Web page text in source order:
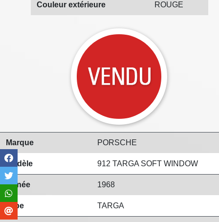
Couleur extérieure ROUGE
Marque PORSCHE
Modèle 912 TARGA SOFT WINDOW
Année 1968
Type TARGA